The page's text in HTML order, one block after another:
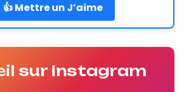
👍 Mettre un J’aime
sur Instagram